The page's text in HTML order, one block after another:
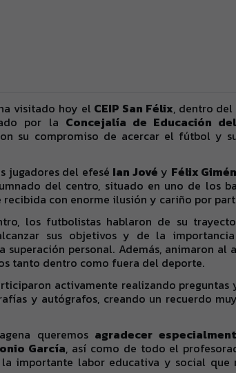
visitado hoy el CEIP San Félix, dentro del
por la Concejalía de Educación
su compromiso de acercar el fútbol y
jugadores del efesé Ian Jové y Félix
del centro, situado en uno de los
con enorme ilusión y cariño por
los futbolistas hablaron de su
sus objetivos y de la
superación personal. Además, animaron
tanto dentro como fuera del deporte.
activamente realizando
y autógrafos, creando un recuerdo
queremos agradecer
García, así como de todo el
importante labor educativa y social